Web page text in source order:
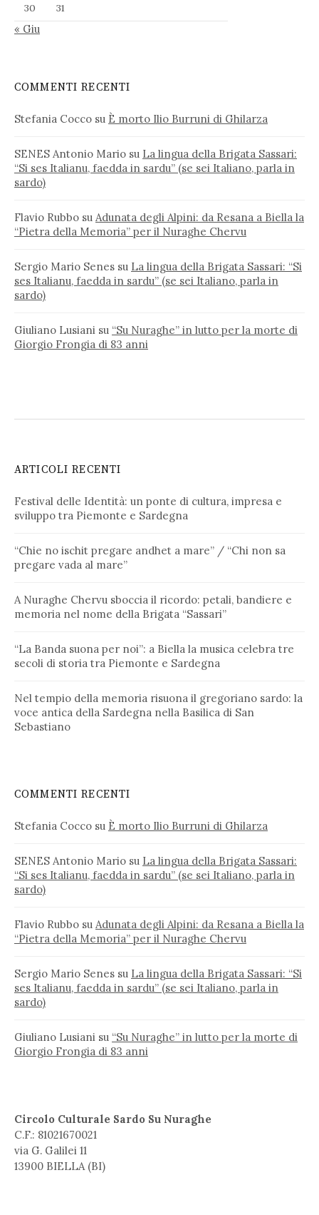
30
31
« Giu
COMMENTI RECENTI
Stefania Cocco su È morto Ilio Burruni di Ghilarza
SENES Antonio Mario su La lingua della Brigata Sassari:
“Si ses Italianu, faedda in sardu” (se sei Italiano, parla in
sardo)
Flavio Rubbo su Adunata degli Alpini: da Resana a Biella la
“Pietra della Memoria” per il Nuraghe Chervu
Sergio Mario Senes su La lingua della Brigata Sassari: “Si
ses Italianu, faedda in sardu” (se sei Italiano, parla in
sardo)
Giuliano Lusiani su “Su Nuraghe” in lutto per la morte di
Giorgio Frongia di 83 anni
ARTICOLI RECENTI
Festival delle Identità: un ponte di cultura, impresa e
sviluppo tra Piemonte e Sardegna
“Chie no ischit pregare andhet a mare” / “Chi non sa
pregare vada al mare”
A Nuraghe Chervu sboccia il ricordo: petali, bandiere e
memoria nel nome della Brigata “Sassari”
“La Banda suona per noi”: a Biella la musica celebra tre
secoli di storia tra Piemonte e Sardegna
Nel tempio della memoria risuona il gregoriano sardo: la
voce antica della Sardegna nella Basilica di San
Sebastiano
COMMENTI RECENTI
Stefania Cocco su È morto Ilio Burruni di Ghilarza
SENES Antonio Mario su La lingua della Brigata Sassari:
“Si ses Italianu, faedda in sardu” (se sei Italiano, parla in
sardo)
Flavio Rubbo su Adunata degli Alpini: da Resana a Biella la
“Pietra della Memoria” per il Nuraghe Chervu
Sergio Mario Senes su La lingua della Brigata Sassari: “Si
ses Italianu, faedda in sardu” (se sei Italiano, parla in
sardo)
Giuliano Lusiani su “Su Nuraghe” in lutto per la morte di
Giorgio Frongia di 83 anni
Circolo Culturale Sardo Su Nuraghe
C.F.: 81021670021
via G. Galilei 11
13900 BIELLA (BI)